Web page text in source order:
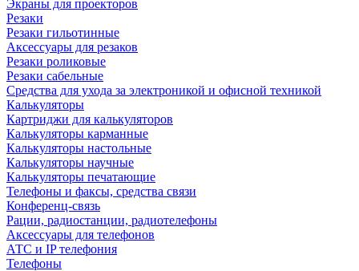
Экраны для проекторов
Резаки
Резаки гильотинные
Аксессуары для резаков
Резаки роликовые
Резаки сабельные
Средства для ухода за электроникой и офисной техникой
Калькуляторы
Картриджи для калькуляторов
Калькуляторы карманные
Калькуляторы настольные
Калькуляторы научные
Калькуляторы печатающие
Телефоны и факсы, средства связи
Конференц-связь
Рации, радиостанции, радиотелефоны
Аксессуары для телефонов
АТС и IP телефония
Телефоны